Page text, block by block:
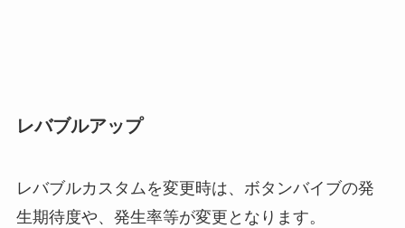
レバブルアップ
レバブルカスタムを変更時は、ボタンバイブの発
生期待度や、発生率等が変更となります。